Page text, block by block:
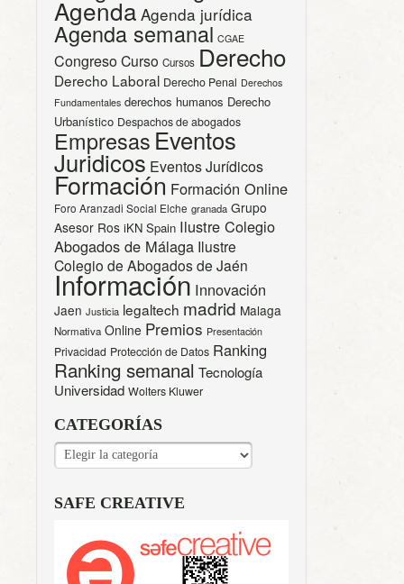
Agenda Agenda jurídica
Agenda semanal CGAE
CongresoCurso Cursos Derecho
Derecho Laboral Derecho Penal Derechos
Fundamentales derechos humanos Derecho
Urbanístico Despachos de abogados
Empresas Eventos
Juridicos Eventos Jurídicos
Formación Formación Online
Foro Aranzadi Social Elche granada Grupo
Asesor Ros iKN Spain Ilustre Colegio
Abogados de Málaga Ilustre
Colegio de Abogados de Jaén
Información Innovación
Jaen Justicia legaltech madrid Malaga
Normativa Online Premios Presentación
Privacidad Protección de Datos Ranking
Ranking semanal Tecnología
Universidad Wolters Kluwer
CATEGORÍAS
CATEGORÍAS
SAFE CREATIVE